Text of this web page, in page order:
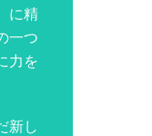
に精
一つ
力を
新し